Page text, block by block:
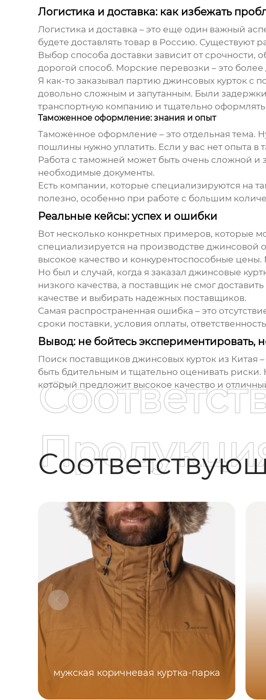
Логистика и доставка: как избежать
Логистика и доставка – это еще один важный
будете доставлять товар в Россию. Существуют
Выбор способа доставки зависит от
дорогой способ. Морские перевозки – это
Я как-то заказывал партию джинсовых курток
довольно сложным и запутанным. Были
транспортную компанию и тщательно оформлять
Таможенное оформление: знания и опыт
Таможенное оформление – это отдельная тема.
пошлины нужно уплатить. Если у вас нет опыта
Работа с таможней может быть очень сложной и
необходимые документы.
Есть компании, которые специализируются на
полезно, особенно при работе с большим
Реальные кейсы: успех и ошибки
Вот несколько конкретных примеров, которые
специализируется на производстве
высокое качество и конкурентоспособные
Но был и случай, когда я заказал джинсовые
низкого качества, а поставщик не смог
качестве и выбирать надежных поставщиков.
Самая распространенная ошибка – это
сроки поставки, условия оплаты,
Вывод: не бойтесь экспериментировать,
Поиск поставщиков джинсовых курток из Китая
быть бдительным и тщательно оценивать
который предложит высокое качество и
мужская коричневая куртка-парка